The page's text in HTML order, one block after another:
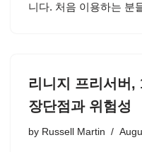
니다. 처음 이용하는 분
리니지 프리서버,
장단점과 위험성
by Russell Martin